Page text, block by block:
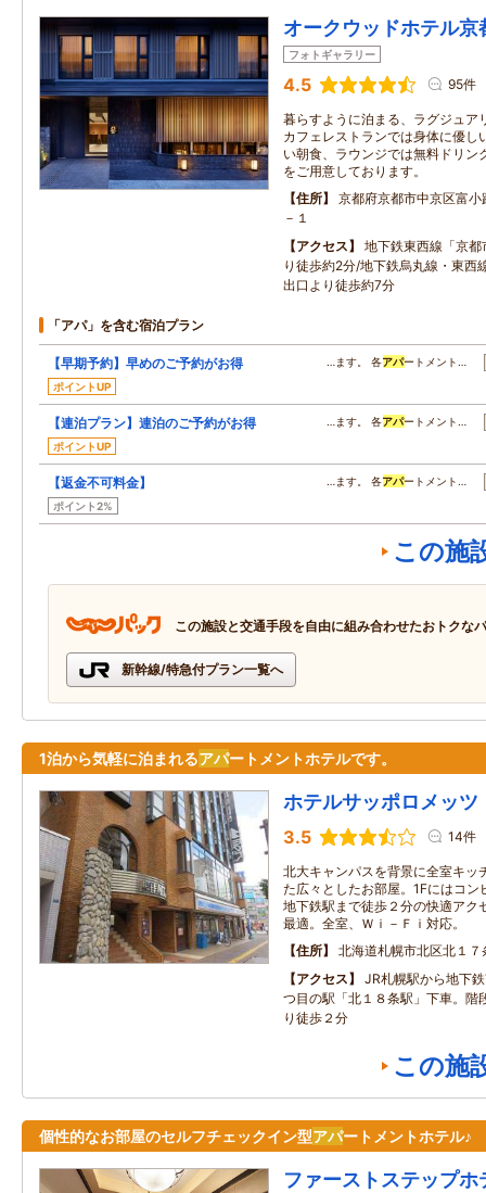
オークウッドホテル京
フォトギャラリー
4.5 95件
暮らすように泊まる、ラグジュア
カフェレストランでは身体に優し
い朝食、ラウンジでは無料ドリ
をご用意しております。
住所
京都府京都市中京区富
－１
アクセス
地下鉄東西線「京
り徒歩約2分/地下鉄烏丸線・東西
出口より徒歩約7分
「アパ」を含む宿泊プラン
【早期予約】早めのご予約がお得
ポイントUP
…ます。 各アパートメント…
【連泊プラン】連泊のご予約がお得
ポイントUP
…ます。 各アパートメント…
【返金不可料金】
ポイント2%
…ます。 各アパートメント…
この施
この施設と交通手段を自由に組み合わせたおトクな
新幹線/特急付プラン一覧へ
1泊から気軽に泊まれるアパートメントホテルです。
ホテルサッポロメッツ
3.5 14件
北大キャンパスを背景に全室キッ
た広々としたお部屋。1Fにはコ
地下鉄駅まで徒歩２分の快適アク
最適。全室、Ｗｉ－Ｆｉ対応。
住所
北海道札幌市北区北１
アクセス
JR札幌駅から地下
つ目の駅「北１８条駅」下車。階
り徒歩２分
この施
個性的なお部屋のセルフチェックイン型アパートメントホテル♪
ファーストステップ